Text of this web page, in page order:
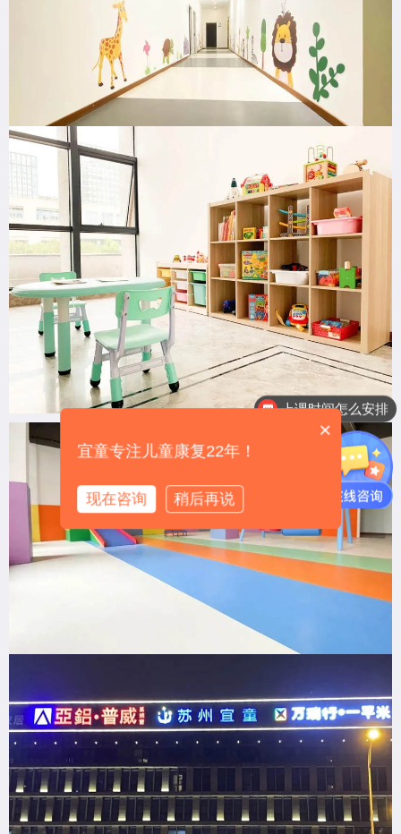
上课时间怎么安排
训练是怎么收费的呢
×
宜童专注儿童康复22年！
现在咨询 稍后再说